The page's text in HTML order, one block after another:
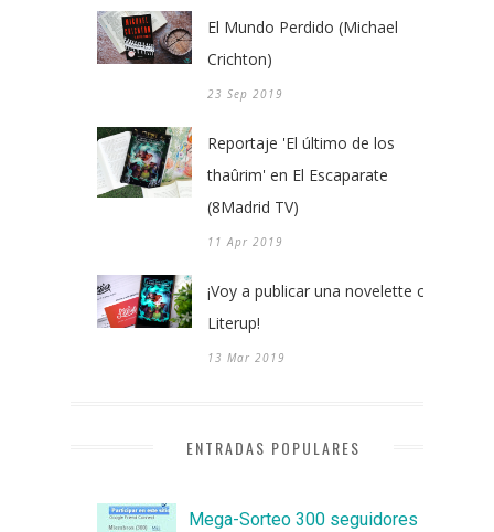
El Mundo Perdido (Michael
Crichton)
23 Sep 2019
Reportaje 'El último de los
thaûrim' en El Escaparate
(8Madrid TV)
11 Apr 2019
¡Voy a publicar una novelette con
Literup!
13 Mar 2019
ENTRADAS POPULARES
Mega-Sorteo 300 seguidores